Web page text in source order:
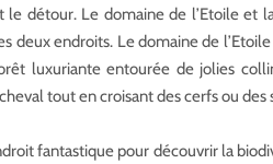
le détour. Le domaine de l’Etoile et
deux endroits. Le domaine de l’Etoile
luxuriante entourée de jolies
tout en croisant des cerfs ou des
fantastique pour découvrir la